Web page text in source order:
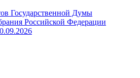
Государственной Думы
Российской Федерации